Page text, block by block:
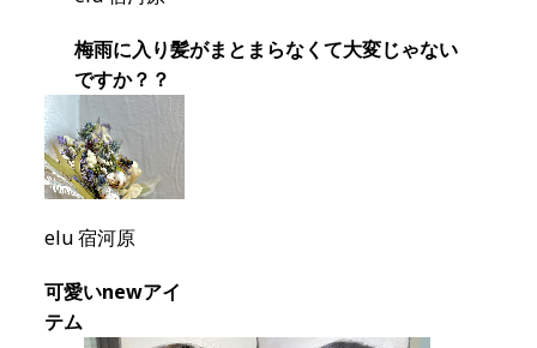
梅雨に入り髪がまとまらなくて大変じゃない
ですか？？
elu 宿河原
可愛いnewアイ
テム